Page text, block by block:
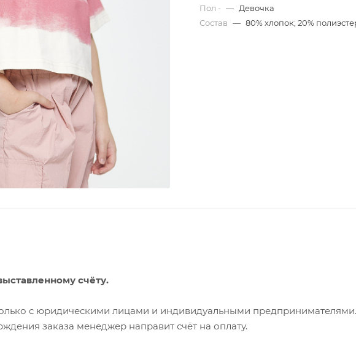
Пол - — Девочка
Состав — 80% хлопок; 20%
счёту.
с юридическими лицами и индивидуальными
заказа менеджер направит счёт на оплату.